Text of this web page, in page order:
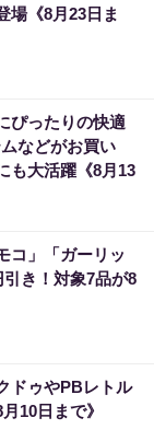
場《8月23日ま
ぴったりの快適
などがお買い
も大活躍《8月13
コ」「ガーリッ
き！対象7品が8
ドゥやPBレトル
10日まで》